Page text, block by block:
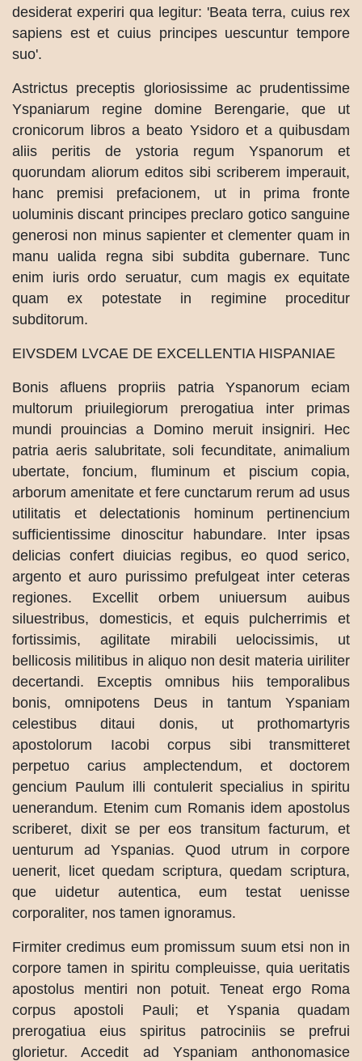
desiderat experiri qua legitur: 'Beata terra, cuius rex
sapiens est et cuius principes uescuntur tempore
suo'.
Astrictus preceptis gloriosissime ac prudentissime
Yspaniarum regine domine Berengarie, que ut
cronicorum libros a beato Ysidoro et a quibusdam
aliis peritis de ystoria regum Yspanorum et
quorundam aliorum editos sibi scriberem imperauit,
hanc premisi prefacionem, ut in prima fronte
uoluminis discant principes preclaro gotico sanguine
generosi non minus sapienter et clementer quam in
manu ualida regna sibi subdita gubernare. Tunc
enim iuris ordo seruatur, cum magis ex equitate
quam ex potestate in regimine proceditur
subditorum.
EIVSDEM LVCAE DE EXCELLENTIA HISPANIAE
Bonis afluens propriis patria Yspanorum eciam
multorum priuilegiorum prerogatiua inter primas
mundi prouincias a Domino meruit insigniri. Hec
patria aeris salubritate, soli fecunditate, animalium
ubertate, foncium, fluminum et piscium copia,
arborum amenitate et fere cunctarum rerum ad usus
utilitatis et delectationis hominum pertinencium
sufficientissime dinoscitur habundare. Inter ipsas
delicias confert diuicias regibus, eo quod serico,
argento et auro purissimo prefulgeat inter ceteras
regiones. Excellit orbem uniuersum auibus
siluestribus, domesticis, et equis pulcherrimis et
fortissimis, agilitate mirabili uelocissimis, ut
bellicosis militibus in aliquo non desit materia uiriliter
decertandi. Exceptis omnibus hiis temporalibus
bonis, omnipotens Deus in tantum Yspaniam
celestibus ditaui donis, ut prothomartyris
apostolorum Iacobi corpus sibi transmitteret
perpetuo carius amplectendum, et doctorem
gencium Paulum illi contulerit specialius in spiritu
uenerandum. Etenim cum Romanis idem apostolus
scriberet, dixit se per eos transitum facturum, et
uenturum ad Yspanias. Quod utrum in corpore
uenerit, licet quedam scriptura, quedam scriptura,
que uidetur autentica, eum testat uenisse
corporaliter, nos tamen ignoramus.
Firmiter credimus eum promissum suum etsi non in
corpore tamen in spiritu compleuisse, quia ueritatis
apostolus mentiri non potuit. Teneat ergo Roma
corpus apostoli Pauli; et Yspania quadam
prerogatiua eius spiritus patrociniis se prefrui
glorietur. Accedit ad Yspaniam anthonomasice